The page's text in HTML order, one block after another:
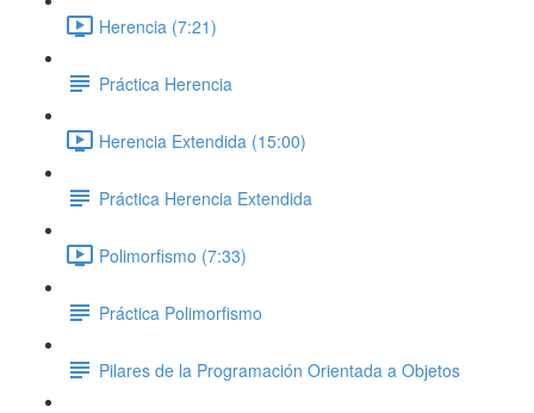
Herencia (7:21)
Práctica Herencia
Herencia Extendida (15:00)
Práctica Herencia Extendida
Polimorfismo (7:33)
Práctica Polimorfismo
Pilares de la Programación Orientada a Objetos